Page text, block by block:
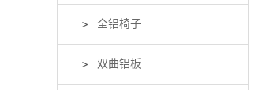
全铝椅子
双曲铝板